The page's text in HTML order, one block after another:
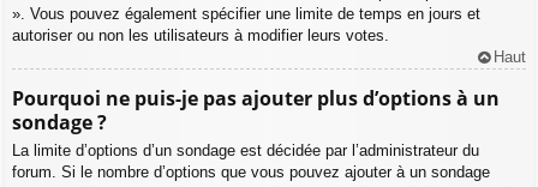
». Vous pouvez également spécifier une limite de temps en jours et
autoriser ou non les utilisateurs à modifier leurs votes.
Haut
Pourquoi ne puis-je pas ajouter plus d’options à un
sondage ?
La limite d’options d’un sondage est décidée par l’administrateur du
forum. Si le nombre d’options que vous pouvez ajouter à un sondage